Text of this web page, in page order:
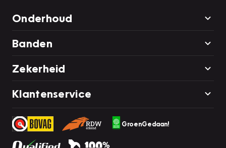
Onderhoud
Banden
Zekerheid
Klantenservice
GroenGedaan!